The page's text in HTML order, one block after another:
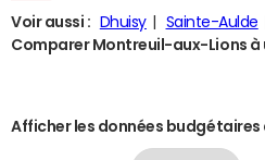
Voir aussi : Dhuisy Sainte-Aulde
Comparer Montreuil-aux-Lions à
Afficher les données budgétaires